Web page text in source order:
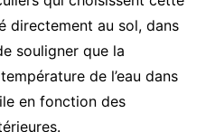
directement au sol, dans
souligner que la
de l’eau dans
en fonction des